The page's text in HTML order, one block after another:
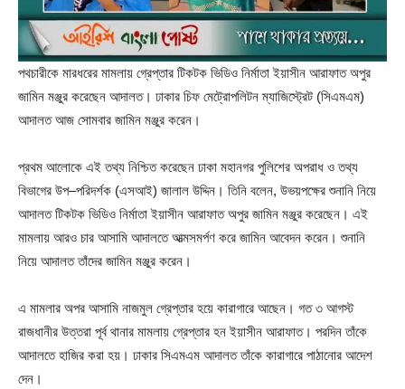
পথচারীকে মারধরের মামলায় গ্রেপ্তার টিকটক ভিডিও নির্মাতা ইয়াসীন আরাফাত অপুর
জামিন মঞ্জুর করেছেন আদালত। ঢাকার চিফ মেট্রোপলিটন ম্যাজিস্ট্রেট (সিএমএম)
আদালত আজ সোমবার জামিন মঞ্জুর করেন।
প্রথম আলোকে এই তথ্য নিশ্চিত করেছেন ঢাকা মহানগর পুলিশের অপরাধ ও তথ্য
বিভাগের উপ–পরিদর্শক (এসআই) জালাল উদ্দিন। তিনি বলেন, উভয়পক্ষের শুনানি নিয়ে
আদালত টিকটক ভিডিও নির্মাতা ইয়াসীন আরাফাত অপুর জামিন মঞ্জুর করেছেন। এই
মামলায় আরও চার আসামি আদালতে আত্মসমর্পণ করে জামিন আবেদন করেন। শুনানি
নিয়ে আদালত তাঁদের জামিন মঞ্জুর করেন।
এ মামলার অপর আসামি নাজমুল গ্রেপ্তার হয়ে কারাগারে আছেন। গত ৩ আগস্ট
রাজধানীর উত্তরা পূর্ব থানার মামলায় গ্রেপ্তার হন ইয়াসীন আরাফাত। পরদিন তাঁকে
আদালতে হাজির করা হয়। ঢাকার সিএমএম আদালত তাঁকে কারাগারে পাঠানোর আদেশ
দেন।